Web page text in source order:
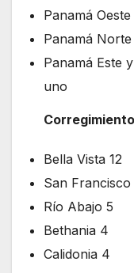
Panamá
Panamá
Panamá Este
uno
Bella Vista 12
San Francisco
Río Abajo 5
Bethania 4
Calidonia 4